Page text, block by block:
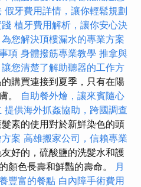
假牙費用詳情，讓你輕鬆規劃
植牙費用解析，讓你安心決
您解決頂樓漏水的專業方案
項 身體撥筋專業教學 推拿與
您清楚了解助聽器的工作方
購買連接到夏季，只有在陽
。 自助餐外燴，讓來賓隨心
提供海外抓姦協助，跨國調查
素的使用對於新鮮染色的頭
案 高雄搬家公司，信賴專業
好的，硫酸鹽的洗髮水和護
顏色長壽和鮮豔的壽命。 月
豐富的餐點 白內障手術費用